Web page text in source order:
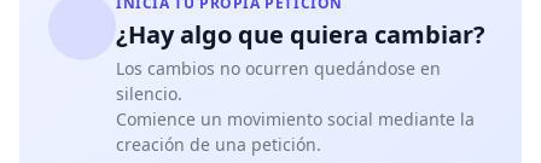
¿Hay algo que quiera cambiar?
Los cambios no ocurren quedándose en
silencio.
Comience un movimiento social mediante la
creación de una petición.